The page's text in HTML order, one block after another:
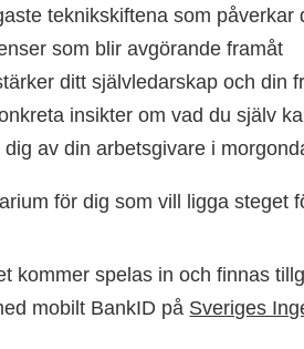
teknikskiftena som påverkar
som blir avgörande framåt
ditt självledarskap och din
insikter om vad du själv
dig av din arbetsgivare i
för dig som vill ligga steget
kommer spelas in och finnas
mobilt BankID på Sveriges